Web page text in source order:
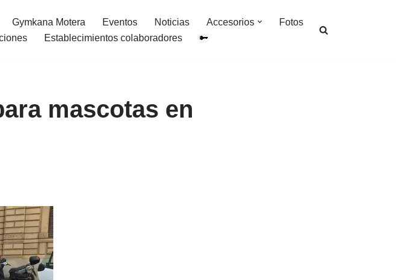
Gymkana Motera Eventos Noticias Accesorios
Fotos
Establecimientos colaboradores
mascotas en